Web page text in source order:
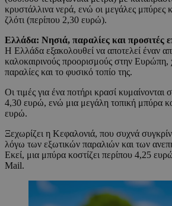
κρυστάλλινα νερά, ενώ οι μεγάλες μπύρες
ζλότι (περίπου 2,30 ευρώ).
Ελλάδα: Νησιά, παραλίες και προσιτές
Η Ελλάδα εξακολουθεί να αποτελεί έναν
καλοκαιρινούς προορισμούς στην Ευρώπη,
παραλίες και το φυσικό τοπίο της.
Οι τιμές για ένα ποτήρι κρασί
4,30 ευρώ, ενώ μια μεγάλη τοπική μπύρα
ευρώ.
Ξεχωρίζει η Κεφαλονιά, που συχνά
λόγω των εξωτικών παραλιών και των
Εκεί, μια μπύρα κοστίζει περίπου 4,25
Mail.